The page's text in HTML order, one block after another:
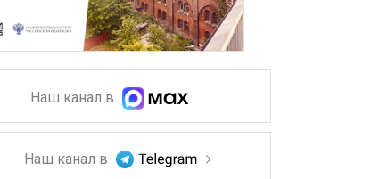
Наш канал в
Наш канал в